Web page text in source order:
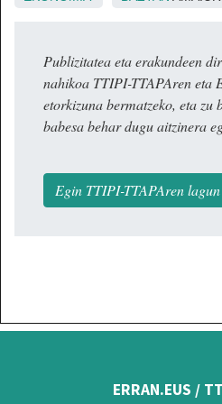
Publizitatea eta erakundeen
nahikoa TTIPI-TTAPAren eta
etorkizuna bermatzeko, eta zu
babesa behar dugu aitzinera
Egin TTIPI-TTAPAren lagun
ERRAN.EUS /